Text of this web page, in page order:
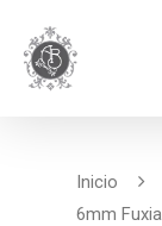
Inicio
6mm Fuxia